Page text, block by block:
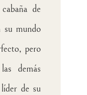
de
su mundo
pero
demás
de su